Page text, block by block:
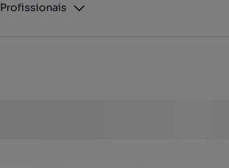
Profissionais